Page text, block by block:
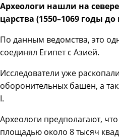
Археологи нашли на
царства (1550–1069 годы
По данным ведомства, это
соединял Египет с Азией.
Исследователи уже
оборонительных башен, а
I.
Археологи предполагают,
площадью около 8 тысяч